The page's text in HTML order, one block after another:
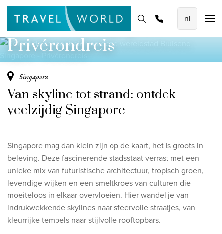
De mooiste vliegvakanties
Baoase Luxury Resort Curaçao
Lux* Grand Baie Resort Mauritius
Bekijk alle vliegvakanties
Unieke rondreizen
8-daagse Emiraten Ontdekkingsreis
Fly & Drive - Kleuren van Yucatan
Ontdekking Sri Lanka
Bekijk alle rondreizen
Ontdek onze thema's
Homepage Bestemmingen Thema's Promoties
Offerte aanvragen
Beleef de schoonheid van deze wereldstad
Bruisend Singapore -
Privérondreis
Singapore
Van skyline tot strand: ontdek
veelzijdig Singapore
Singapore mag dan klein zijn op de kaart, het is groots in
beleving. Deze fascinerende stadsstaat verrast met een
unieke mix van futuristische architectuur, tropisch groen,
levendige wijken en een smeltkroes van culturen die
moeiteloos in elkaar overvloeien. Hier wandel je van
indrukwekkende skylines naar sfeervolle straatjes, van
kleurrijke tempels naar stijlvolle rooftopbars.